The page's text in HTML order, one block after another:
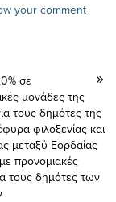
your comment
σε
μονάδες της
τους δημότες της
φιλοξενίας και
μεταξύ Εορδαίας
προνομιακές
τους δημότες των